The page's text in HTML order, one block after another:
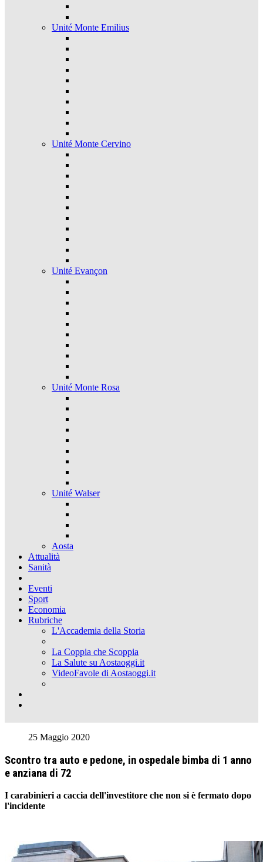
Unité Monte Emilius
Unité Monte Cervino
Unité Evançon
Unité Monte Rosa
Unité Walser
Aosta
Attualità
Sanità
Eventi
Sport
Economia
Rubriche
L'Accademia della Storia
La Coppia che Scoppia
La Salute su Aostaoggi.it
VideoFavole di Aostaoggi.it
25 Maggio 2020
Scontro tra auto e pedone, in ospedale bimba di 1 anno
e anziana di 72
I carabinieri a caccia dell'investitore che non si è fermato dopo
l'incidente